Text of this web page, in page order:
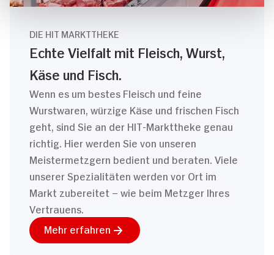
DIE HIT MARKTTHEKE
Echte Vielfalt mit Fleisch, Wurst,
Käse und Fisch.
Wenn es um bestes Fleisch und feine
Wurstwaren, würzige Käse und frischen Fisch
geht, sind Sie an der HIT-Markttheke genau
richtig. Hier werden Sie von unseren
Meistermetzgern bedient und beraten. Viele
unserer Spezialitäten werden vor Ort im
Markt zubereitet – wie beim Metzger Ihres
Vertrauens.
Mehr erfahren